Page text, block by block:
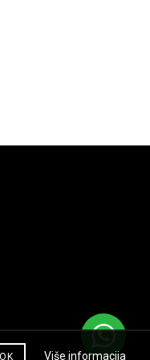
OK Više informacija